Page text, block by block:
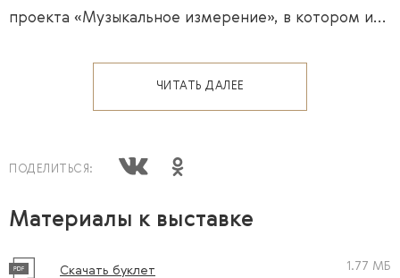
проекта «Музыкальное измерение», в котором и...
ЧИТАТЬ ДАЛЕЕ
ПОДЕЛИТЬСЯ:
Материалы к выставке
Скачать буклет 1.77 МБ